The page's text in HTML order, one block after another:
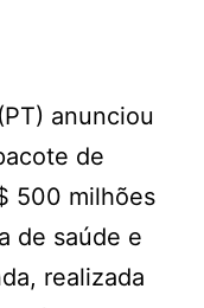
anunciou
de
500 milhões
de saúde e
realizada